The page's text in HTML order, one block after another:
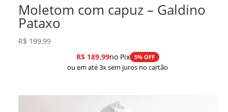
Moletom com capuz – Galdino
Pataxo
R$ 199,99
R$189,99no Pix 5% OFF
ou em até 3x sem juros no cartão